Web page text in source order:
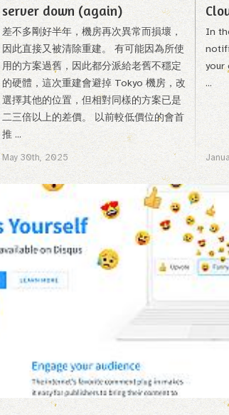
server down (again)
差不多剛好半年，機房再次異常而損壞，
因此直接又被清除重建。 有可能因為所使
用的方案過舊，因此都分派給老舊不穩定
的硬體，這次重建會避掉 Tokyo 機房，改
選擇其他的位置，但相對同樣的方案已是
二三倍以上的差價。 以前較低價位的會首
推 ...
May 30th, 2025
In
your
...